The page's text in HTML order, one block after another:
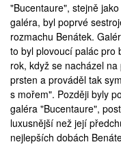
"Bucentaure", stejně
galéra, byl poprvé
rozmachu Benátek.
to byl plovoucí palác pro
rok, když se nacházel
prsten a prováděl tak
s mořem". Později byly
galéra "Bucentaure",
luxusnější než její
nejlepších dobách